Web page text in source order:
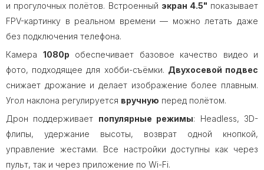
и прогулочных полётов. Встроенный экран 4.5" показывает
FPV-картинку в реальном времени — можно летать даже
без подключения телефона.
Камера 1080p обеспечивает базовое качество видео и
фото, подходящее для хобби-съёмки. Двухосевой подвес
снижает дрожание и делает изображение более плавным.
Угол наклона регулируется вручную перед полётом.
Дрон поддерживает популярные режимы: Headless, 3D-
флипы, удержание высоты, возврат одной кнопкой,
управление жестами. Все настройки доступны как через
пульт, так и через приложение по Wi-Fi.